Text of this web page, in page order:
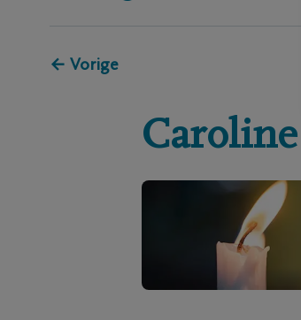
← Vorige
Caroline